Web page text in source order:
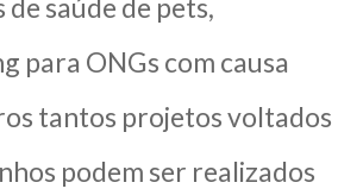
saúde de pets,
para ONGs com causa
tantos projetos voltados
podem ser realizados